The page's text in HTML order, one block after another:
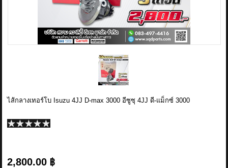
รีวิวลูกค้า2
RETURN AND REFUND POLICY
ไส้กลางเทอร์โบ Isuzu 4JJ D-max 3000 อีซูซุ 4JJ ดี-แม็กซ์ 3000
2,800.00 ฿